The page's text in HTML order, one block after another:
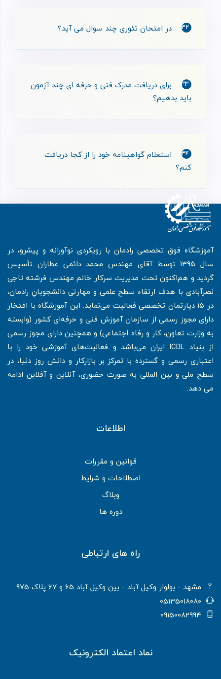
32 در امتحان تئوری چند سوال می آید؟
33
برای دریافت مدرک فنی و حرفه ای چند آزمون
باید بدهیم؟
34
استعلام گواهینامه خود را از کجا دریافت
کنم؟
آموزشگاه فوق تخصصی رادمان با رویکردی نوآورانه و پیشرو، در
سال ۱۳۹۵ توسط آقای مهندس محمد دائمی عطاران تأسیس
گردید و هم‌اکنون تحت مدیریت سرکار خانم مهندس فرشته تاجی
نصرآبادی با هدف ارتقاء سطح علمی و مهارتی دانشجویانِ رادمان،
در 15 دپارتمان تخصصی فعالیت می‌نماید. این آموزشگاه با افتخار
دارای مجوز رسمی از سازمان آموزش فنی و حرفه‌ای کشور (وابسته
به وزارت تعاون، کار و رفاه اجتماعی) و همچنین دارای مجوز رسمی
از بنیاد ICDL ایران می‌باشد و فعالیت‌های آموزشی خود را با
اعتباری رسمی و گسترده با تمرکز بر بازارکار و دانش روز دنیا، در
سطح ملی و بین المللی به صورت حضوری، آنلاین و آفلاین ادامه
می دهد.
اطلاعات
قوانین و مقررات
اصطلاحات و شرایط
وبلاگ
دوره ها
راه های ارتباطی
مشهد - بولوار وکیل آباد - بین وکیل آباد 65 و 67 پلاک 975
05135018080
09150082994
نماد اعتماد الکترونیک